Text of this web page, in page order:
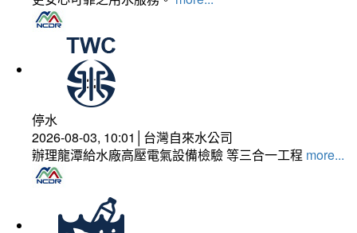
停水
2026-08-03, 10:01│台灣自來水公司
辦理龍潭給水廠高壓電氣設備檢驗 等三合一工程 more...